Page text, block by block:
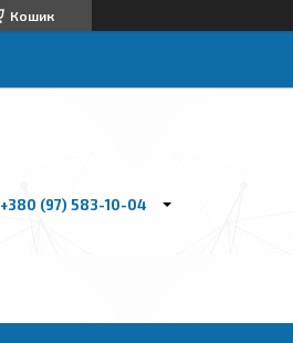
Кошик
+380 (97) 583-10-04